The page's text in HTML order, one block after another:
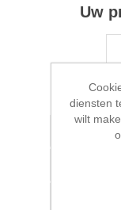
Uw
Please
E-mail
diensten
wilt